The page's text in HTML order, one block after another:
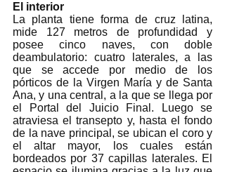
El interior
La planta tiene forma de cruz latina,
mide 127 metros de profundidad y
posee cinco naves, con doble
deambulatorio: cuatro laterales, a las
que se accede por medio de los
pórticos de la Virgen María y de Santa
Ana, y una central, a la que se llega por
el Portal del Juicio Final. Luego se
atraviesa el transepto y, hasta el fondo
de la nave principal, se ubican el coro y
el altar mayor, los cuales están
bordeados por 37 capillas laterales. El